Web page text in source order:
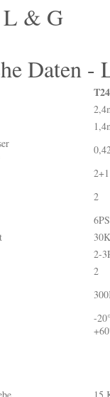
L & G
Daten -
2+1
2
6PS
2-
2
-